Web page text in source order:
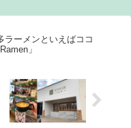
ラーメンといえばココ
」